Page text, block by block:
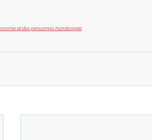
et des personnes handicapée